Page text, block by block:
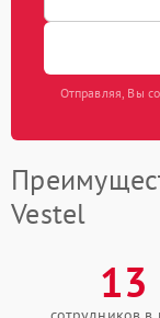
Отправляя, Вы
Vestel
13